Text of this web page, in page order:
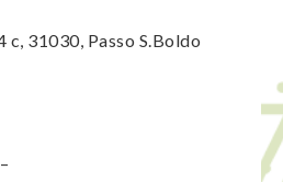
31030, Passo S.Boldo
–